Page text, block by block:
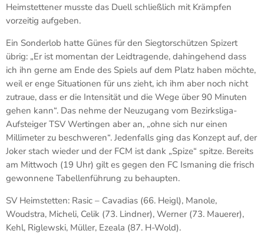
Heimstettener musste das Duell schließlich mit Krämpfen
vorzeitig aufgeben.
Ein Sonderlob hatte Günes für den Siegtorschützen Spizert
übrig: „Er ist momentan der Leidtragende, dahingehend dass
ich ihn gerne am Ende des Spiels auf dem Platz haben möchte,
weil er enge Situationen für uns zieht, ich ihm aber noch nicht
zutraue, dass er die Intensität und die Wege über 90 Minuten
gehen kann“. Das nehme der Neuzugang vom Bezirksliga-
Aufsteiger TSV Wertingen aber an, „ohne sich nur einen
Millimeter zu beschweren“. Jedenfalls ging das Konzept auf, der
Joker stach wieder und der FCM ist dank „Spize“ spitze. Bereits
am Mittwoch (19 Uhr) gilt es gegen den FC Ismaning die frisch
gewonnene Tabellenführung zu behaupten.
SV Heimstetten: Rasic – Cavadias (66. Heigl), Manole,
Woudstra, Micheli, Celik (73. Lindner), Werner (73. Mauerer),
Kehl, Riglewski, Müller, Ezeala (87. H-Wold).